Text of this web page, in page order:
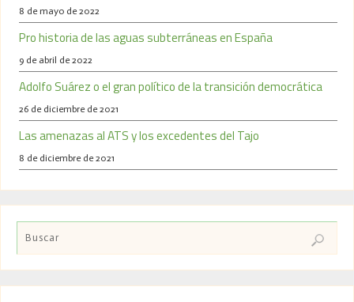
8 de mayo de 2022
Pro historia de las aguas subterráneas en España
9 de abril de 2022
Adolfo Suárez o el gran político de la transición democrática
26 de diciembre de 2021
Las amenazas al ATS y los excedentes del Tajo
8 de diciembre de 2021